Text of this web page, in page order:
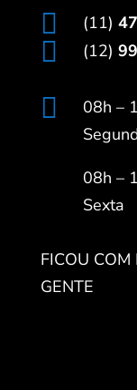
 (11)
 (12)

08h –
08h –
Sexta
FICOU
GENTE